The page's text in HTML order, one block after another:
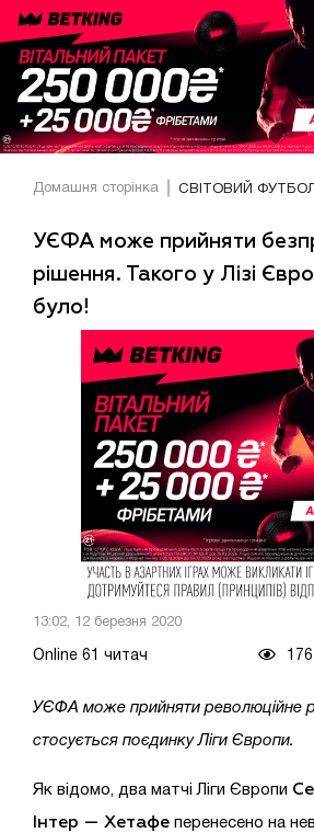
Домашня сторінка СВІТОВИЙ ФУТБОЛ
УЄФА може прийняти
рішення. Такого у Лізі
було!
13:02, 12 березня 2020
Online 61 читач 176
УЄФА може прийняти революційне
стосується поєдинку Ліги Європи.
Як відомо, два матчі Ліги Європи
Інтер — Хетафе перенесено на